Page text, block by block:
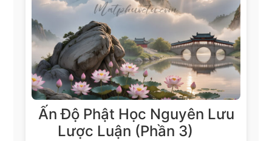
Ấn Độ Phật Học Nguyên Lưu
Lược Luận (Phần 3)